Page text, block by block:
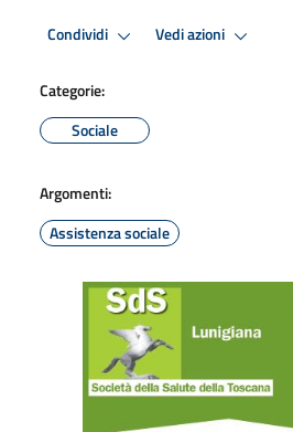
Condividi Vedi azioni
Categorie:
Sociale
Argomenti:
Assistenza sociale